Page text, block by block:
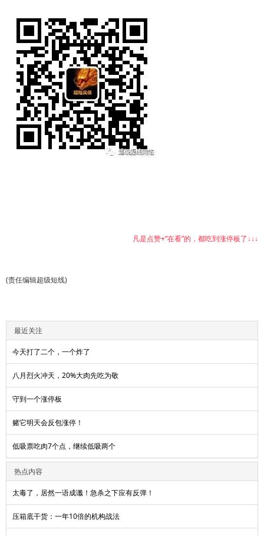
凡是点赞+“在看”的，都吃到涨停板了↓↓↓
(责任编辑超级短线)
最近关注
今天打了二个，一个炸了
八月烈火冲天，20%大肉先吃为敬
守到一个涨停板
赌它明天会反包涨停！
低吸票吃肉7个点，继续低吸两个
热点内容
太毒了，居然一语成谶！急杀之下应有反弹！
压箱底干货：一年10倍的机构战法